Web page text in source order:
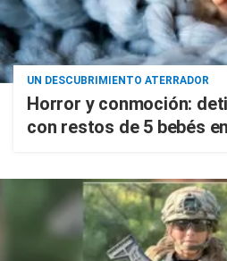
UN DESCUBRIMIENTO ATERRADOR
Horror y conmoción:
con restos de 5 bebés